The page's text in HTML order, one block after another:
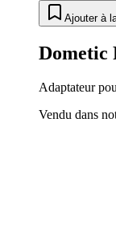
Ajouter à
Dometic
Adaptateur
Vendu dans